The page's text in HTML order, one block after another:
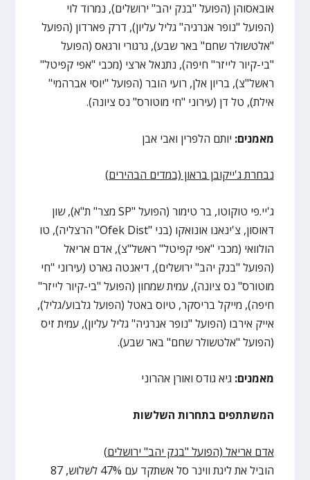
אובאסוהן (הפועל "בנק יהב" ירושלים), נמרוד לוי
(הפועל "נופר אנרגיה" גליל עליון), דרק פארדון (הפועל
"אלטשולר שחם" באר שבע), גרגורי ורגאס (הפועל
"בי-קיור לייזר" חיפה), נתנאל ארצי (מכבי "אפי קפיטל"
ראשל"צ), בריון אלן, רועי הובר (הפועל "יוסי אברהמי"
אילת), טל דן (עירוני "חי מוטורס" נס ציונה).
מאמנים: יותם הלפרין ואבי אבן
נבחרת ג'ייקובן בראון (במדים הבהירים)
ג'יי.פי טוקוטו, בר טימור (הפועל "SP מצר" ת"א), שון
דאוסון, צ'ינאנו אונואקו (בני "Ofek Dist" הרצליה), טו
הולוואי (מכבי "אפי קפיטל" ראשל"צ), אדם אריאל
(הפועל "בנק יהב" ירושלים), דיאנטה גארט (עירוני "חי
מוטורס" נס ציונה), עמית שמחון (הפועל "בי-קיור לייזר"
חיפה), מייקל בריסקר, טיוס באטל (הפועל גלבוע/גליל),
אייק אירבו (הפועל "נופר אנרגיה" גליל עליון), עמית זיס
(הפועל "אלטשולר שחם" באר שבע).
מאמנים: גיא גודס ואורן אהרוני
המשתתפים בתחרות השלשות
אדם אריאל (הפועל "בנק יהב" ירושלים)
הוביל את ליגת ווינר סל אשתקד עם 47% לשלוש, 87